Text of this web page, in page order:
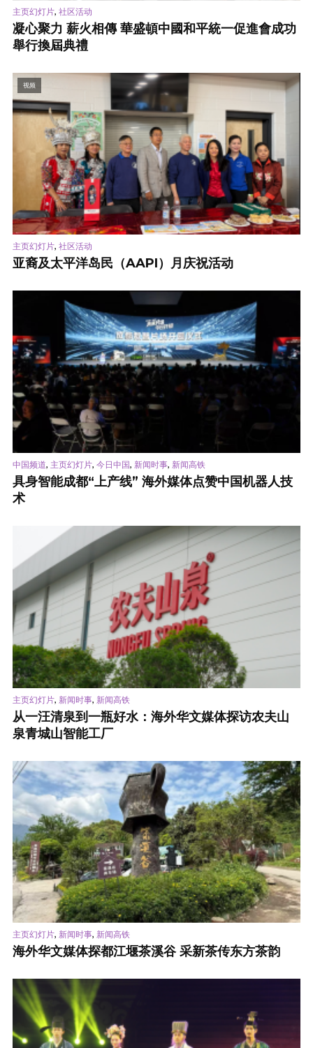
主页幻灯片, 社区活动
凝心聚力 薪火相傳 華盛頓中國和平統一促進會成功
舉行換屆典禮
视频
主页幻灯片, 社区活动
亚裔及太平洋岛民（AAPI）月庆祝活动
中国频道, 主页幻灯片, 今日中国, 新闻时事, 新闻高铁
具身智能成都“上产线” 海外媒体点赞中国机器人技
术
主页幻灯片, 新闻时事, 新闻高铁
从一汪清泉到一瓶好水：海外华文媒体探访农夫山
泉青城山智能工厂
主页幻灯片, 新闻时事, 新闻高铁
海外华文媒体探都江堰茶溪谷 采新茶传东方茶韵